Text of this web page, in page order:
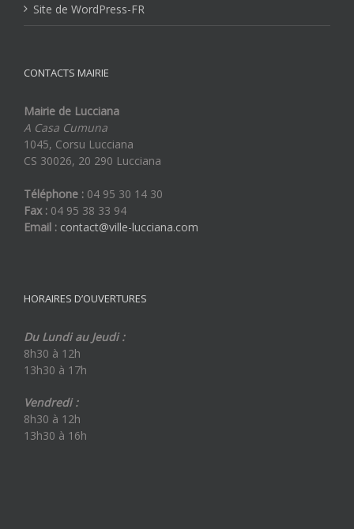
Site de WordPress-FR
CONTACTS MAIRIE
Mairie de Lucciana
A Casa Cumuna
1045, Corsu Lucciana
CS 30026, 20 290 Lucciana
Téléphone : 04 95 30 14 30
Fax : 04 95 38 33 94
Email : contact@ville-lucciana.com
HORAIRES D’OUVERTURES
Du Lundi au Jeudi :
8h30 à 12h
13h30 à 17h
Vendredi :
8h30 à 12h
13h30 à 16h